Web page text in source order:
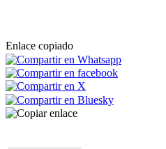
Enlace copiado